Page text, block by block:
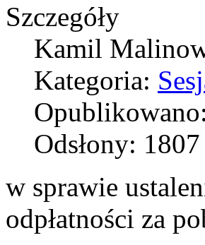
Szczegóły
Kamil
Kategoria:
Odsłony: 1807
w sprawie
odpłatności za